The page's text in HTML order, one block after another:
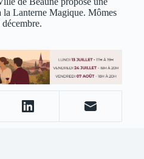
la Lanterne Magique. Mômes